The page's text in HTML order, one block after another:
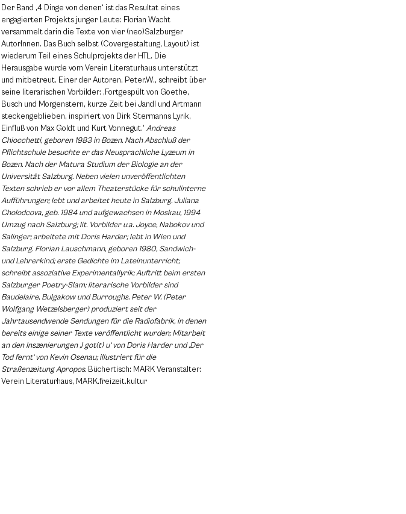
Der Band ‚4 Dinge von denen‘ ist das Resultat eines
engagierten Projekts junger Leute: Florian Wacht
versammelt darin die Texte von vier (neo)Salzburger
AutorInnen. Das Buch selbst (Covergestaltung, Layout) ist
wiederum Teil eines Schulprojekts der HTL. Die
Herausgabe wurde vom Verein Literaturhaus unterstützt
und mitbetreut. Einer der Autoren, Peter.W., schreibt über
seine literarischen Vorbilder: ‚Fortgespült von Goethe,
Busch und Morgenstern, kurze Zeit bei Jandl und Artmann
steckengeblieben, inspiriert von Dirk Stermanns Lyrik,
Einfluß von Max Goldt und Kurt Vonnegut.‘ Andreas
Chiocchetti, geboren 1983 in Bozen. Nach Abschluß der
Pflichtschule besuchte er das Neusprachliche Lyzeum in
Bozen. Nach der Matura Studium der Biologie an der
Universität Salzburg. Neben vielen unveröffentlichten
Texten schrieb er vor allem Theaterstücke für schulinterne
Aufführungen; lebt und arbeitet heute in Salzburg. Juliana
Cholodcova, geb. 1984 und aufgewachsen in Moskau, 1994
Umzug nach Salzburg; lit. Vorbilder u.a. Joyce, Nabokov und
Salinger; arbeitete mit Doris Harder; lebt in Wien und
Salzburg. Florian Lauschmann, geboren 1980, Sandwich-
und Lehrerkind; erste Gedichte im Lateinunterricht;
schreibt assoziative Experimentallyrik; Auftritt beim ersten
Salzburger Poetry-Slam; literarische Vorbilder sind
Baudelaire, Bulgakow und Burroughs. Peter W. (Peter
Wolfgang Wetzelsberger) produziert seit der
Jahrtausendwende Sendungen für die Radiofabrik, in denen
bereits einige seiner Texte veröffentlicht wurden; Mitarbeit
an den Inszenierungen ‚I got(t) u‘ von Doris Harder und ‚Der
Tod fernt‘ von Kevin Osenau; illustriert für die
Straßenzeitung Apropos. Büchertisch: MARK Veranstalter:
Verein Literaturhaus, MARK.freizeit.kultur